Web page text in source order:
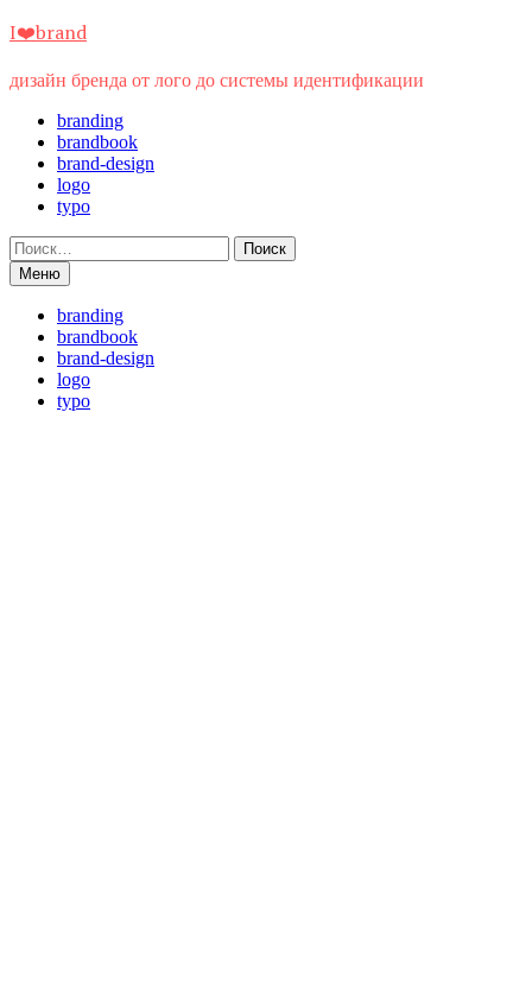
Перейти
содержимому
I❤️brand
дизайн бренда от лого до системы идентификации
branding
brandbook
brand-design
logo
typo
Найти:
Меню
branding
brandbook
brand-design
logo
typo